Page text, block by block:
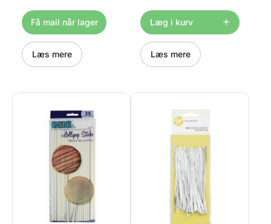
cakepops og meget mere!
Tåler ikke at blive bagt i ovn.
Få mail når lager
Læs mere
slikkepinde! Indhold: 20
poser ( ca. 10,1 x 24,1 cm ) 20
lukkeclips
Læg i kurv
Læs mere